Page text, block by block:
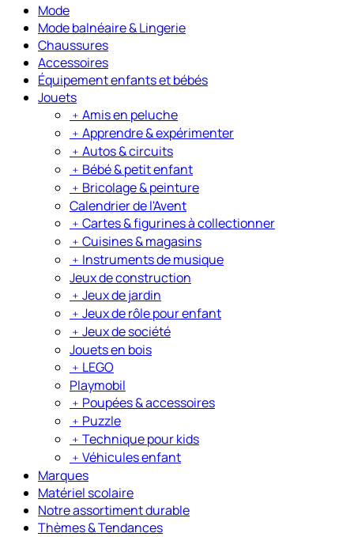
Mode
Mode balnéaire & Lingerie
Chaussures
Accessoires
Équipement enfants et bébés
Jouets
﹢ Amis en peluche
﹢ Apprendre & expérimenter
﹢ Autos & circuits
﹢ Bébé & petit enfant
﹢ Bricolage & peinture
Calendrier de l'Avent
﹢ Cartes & figurines à collectionner
﹢ Cuisines & magasins
﹢ Instruments de musique
Jeux de construction
﹢ Jeux de jardin
﹢ Jeux de rôle pour enfant
﹢ Jeux de société
Jouets en bois
﹢ LEGO
Playmobil
﹢ Poupées & accessoires
﹢ Puzzle
﹢ Technique pour kids
﹢ Véhicules enfant
Marques
Matériel scolaire
Notre assortiment durable
Thèmes & Tendances